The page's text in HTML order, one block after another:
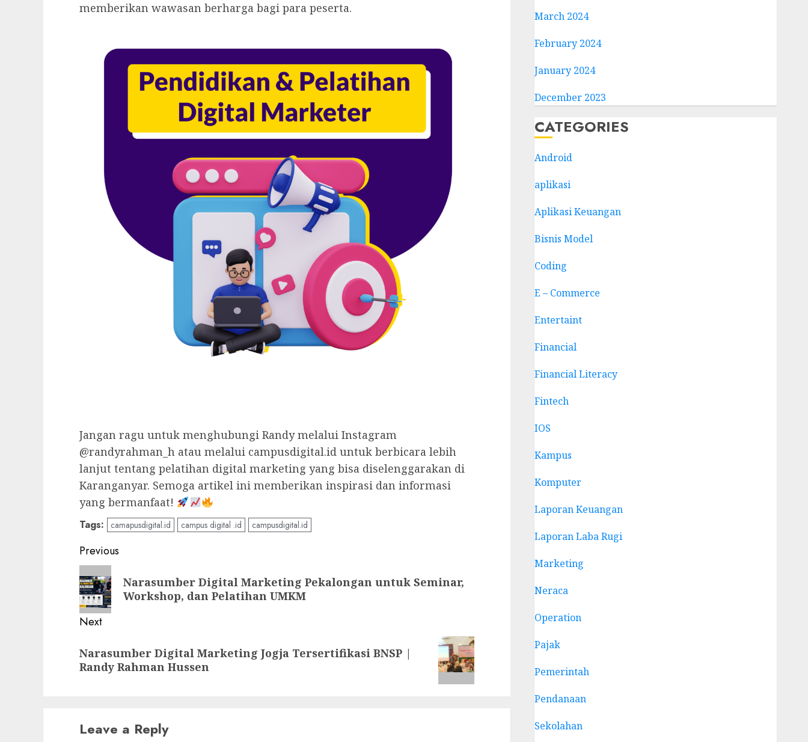
memberikan wawasan berharga bagi para peserta.
Jangan ragu untuk menghubungi Randy melalui Instagram
@randyrahman_h atau melalui campusdigital.id untuk berbicara lebih
lanjut tentang pelatihan digital marketing yang bisa diselenggarakan di
Karanganyar. Semoga artikel ini memberikan inspirasi dan informasi
yang bermanfaat!
Tags: camapusdigital.id campus digital .id campusdigital.id
Post
navigation
Previous
Previous
post:
Narasumber Digital Marketing Pekalongan untuk Seminar,
Workshop, dan Pelatihan UMKM
Next
post:
Narasumber Digital Marketing Jogja Tersertifikasi BNSP |
Randy Rahman Hussen
Leave a Reply
March 2024
February 2024
January 2024
December 2023
CATEGORIES
Android
aplikasi
Aplikasi Keuangan
Bisnis Model
Coding
E – Commerce
Entertaint
Financial
Financial Literacy
Fintech
IOS
Kampus
Komputer
Laporan Keuangan
Laporan Laba Rugi
Marketing
Neraca
Operation
Pajak
Pemerintah
Pendanaan
Sekolahan